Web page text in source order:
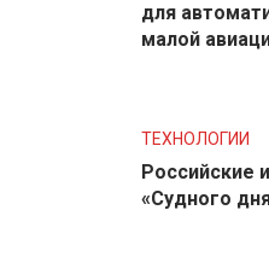
для
малой
ТЕХНОЛОГИИ
Российские
«Судного